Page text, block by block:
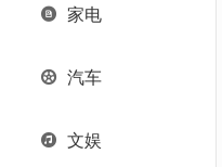
家电
汽车
文娱